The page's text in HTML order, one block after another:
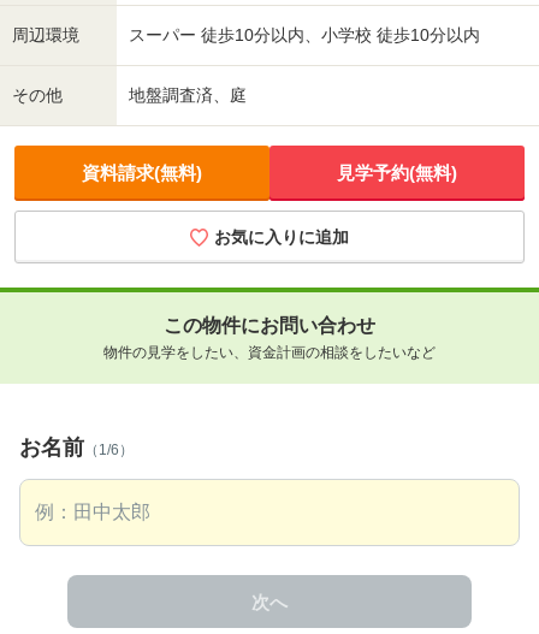
周辺環境 スーパー 徒歩10分以内、小学校 徒歩10分以内
その他 地盤調査済、庭
資料請求(無料) 見学予約(無料)
お気に入りに追加
この物件にお問い合わせ
物件の見学をしたい、資金計画の相談をしたいなど
お名前 （1/6）
次へ